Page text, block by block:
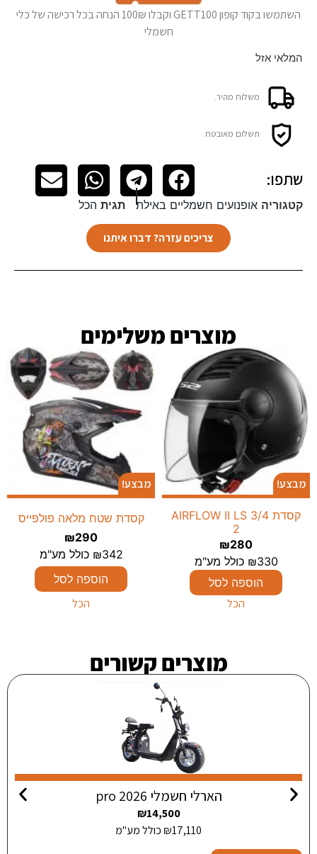
השתמשו בקוד קופון GETT100 וקבלו 100₪ הנחה בכל רכישה של כלי
חשמלי
המלאי אזל
משלוח מהיר.
תשלום מאובטח.
שתפו:
קטגוריה אופנועים חשמליים באילת תגית הכל
צריכים עזרה? דברו איתנו
מוצרים משלימים​
מבצע!
קסדת 3/4 AIRFLOW II LS
2
₪280
₪330
כולל מע"מ
הוספה לסל
הכל
מבצע!
קסדת שטח מלאה פולפייס
₪290
₪342
כולל מע"מ
הוספה לסל
הכל
מוצרים קשורים
הארלי חשמלי pro 2026
₪14,500
₪17,110 כולל מע"מ